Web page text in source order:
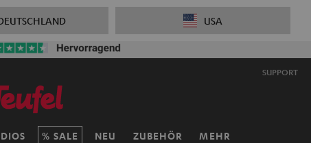
USA
SUPPORT
SALE NEU ZUBEHÖR MEHR